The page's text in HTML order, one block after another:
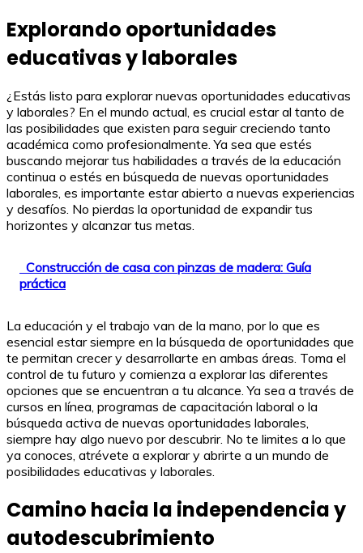
Explorando oportunidades
educativas y laborales
¿Estás listo para explorar nuevas oportunidades educativas
y laborales? En el mundo actual, es crucial estar al tanto de
las posibilidades que existen para seguir creciendo tanto
académica como profesionalmente. Ya sea que estés
buscando mejorar tus habilidades a través de la educación
continua o estés en búsqueda de nuevas oportunidades
laborales, es importante estar abierto a nuevas experiencias
y desafíos. No pierdas la oportunidad de expandir tus
horizontes y alcanzar tus metas.
Construcción de casa con pinzas de madera: Guía
práctica
La educación y el trabajo van de la mano, por lo que es
esencial estar siempre en la búsqueda de oportunidades que
te permitan crecer y desarrollarte en ambas áreas. Toma el
control de tu futuro y comienza a explorar las diferentes
opciones que se encuentran a tu alcance. Ya sea a través de
cursos en línea, programas de capacitación laboral o la
búsqueda activa de nuevas oportunidades laborales,
siempre hay algo nuevo por descubrir. No te limites a lo que
ya conoces, atrévete a explorar y abrirte a un mundo de
posibilidades educativas y laborales.
Camino hacia la independencia y
autodescubrimiento